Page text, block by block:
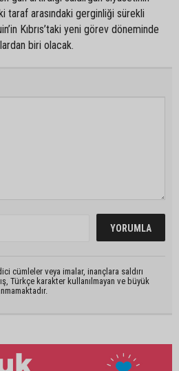
arasındaki gerginliği sürekli
Kıbrıs’taki yeni görev döneminde
biri olacak.
cümleler veya imalar, inançlara saldırı
Türkçe karakter kullanılmayan ve büyük